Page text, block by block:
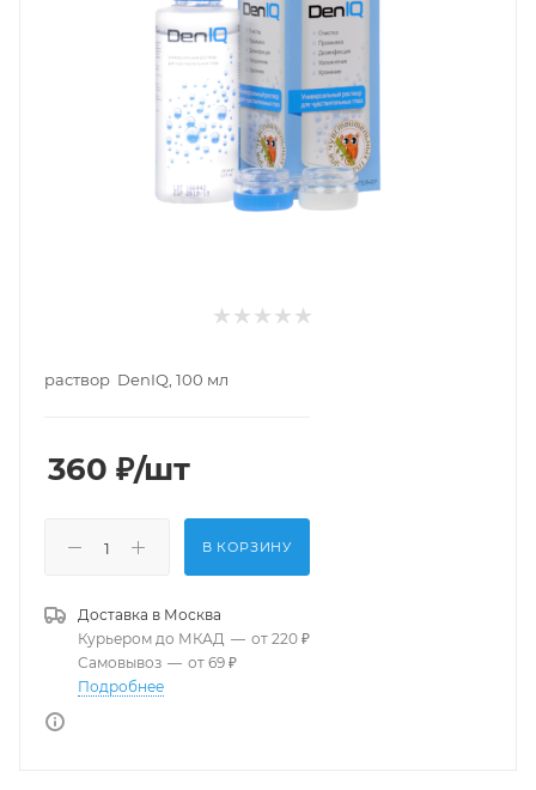
раствор DenIQ, 100 мл
360 ₽/шт
В КОРЗИНУ
Доставка в Москва
Курьером до МКАД — от 220 ₽
Самовывоз — от 69 ₽
Подробнее